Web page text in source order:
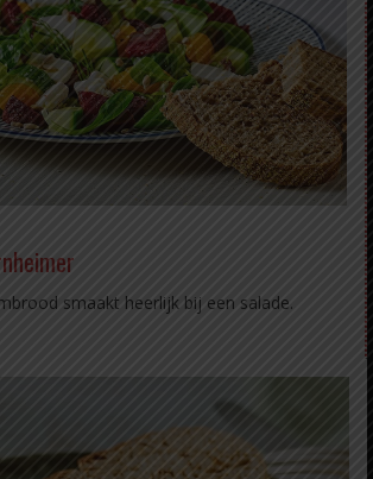
smaakt heerlijk bij een salade.